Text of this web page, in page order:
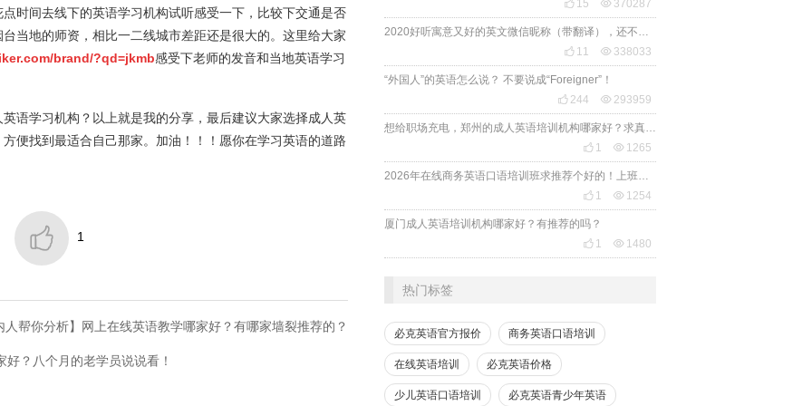
时间去线下的英语学习机构试听感受一下，比较下交通是否
当地的师资，相比一二线城市差距还是很大的。这里给大家
brand/?qd=jkmb感受下老师的发音和当地英语学习
语学习机构？以上就是我的分享，最后建议大家选择成人英
便找到最适合自己那家。加油！！！愿你在学习英语的道路
 1
人帮你分析】网上在线英语教学哪家好？有哪家墙裂推荐的？
？八个月的老学员说说看！
 15  370287
 11  338033
“外国人”的英语怎么说？ 不要说成“Foreigner”！
 244  293959
 1  1265
 1  1254
厦门成人英语培训机构哪家好？有推荐的吗？
 1  1480
热门标签
必克英语官方报价 商务英语口语培训
在线英语培训 必克英语价格
少儿英语口语培训 必克英语青少年英语